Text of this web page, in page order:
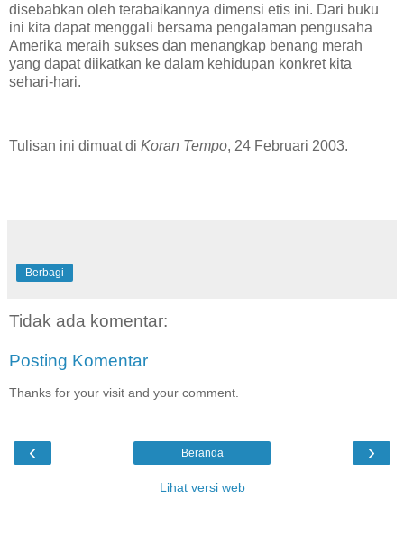
disebabkan oleh terabaikannya dimensi etis ini. Dari buku
ini kita dapat menggali bersama pengalaman pengusaha
Amerika meraih sukses dan menangkap benang merah
yang dapat diikatkan ke dalam kehidupan konkret kita
sehari-hari.
Tulisan ini dimuat di Koran Tempo, 24 Februari 2003.
Berbagi
Tidak ada komentar:
Posting Komentar
Thanks for your visit and your comment.
‹ ›
Beranda
Lihat versi web